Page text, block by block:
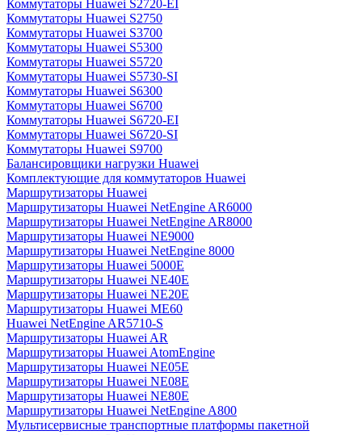
Коммутаторы Huawei S2720-EI
Коммутаторы Huawei S2750
Коммутаторы Huawei S3700
Коммутаторы Huawei S5300
Коммутаторы Huawei S5720
Коммутаторы Huawei S5730-SI
Коммутаторы Huawei S6300
Коммутаторы Huawei S6700
Коммутаторы Huawei S6720-EI
Коммутаторы Huawei S6720-SI
Коммутаторы Huawei S9700
Балансировщики нагрузки Huawei
Комплектующие для коммутаторов Huawei
Маршрутизаторы Huawei
Маршрутизаторы Huawei NetEngine AR6000
Маршрутизаторы Huawei NetEngine AR8000
Маршрутизаторы Huawei NE9000
Маршрутизаторы Huawei NetEngine 8000
Маршрутизаторы Huawei 5000E
Маршрутизаторы Huawei NE40E
Маршрутизаторы Huawei NE20E
Маршрутизаторы Huawei ME60
Huawei NetEngine AR5710-S
Маршрутизаторы Huawei AR
Маршрутизаторы Huawei AtomEngine
Маршрутизаторы Huawei NE05E
Маршрутизаторы Huawei NE08E
Маршрутизаторы Huawei NE80E
Маршрутизаторы Huawei NetEngine A800
Мультисервисные транспортные платформы пакетной